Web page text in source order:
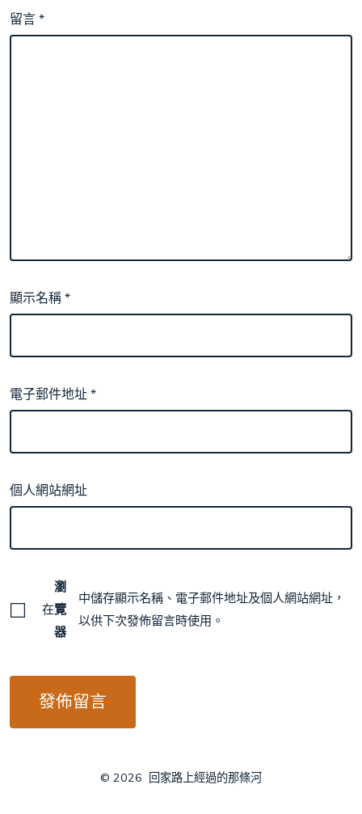
留言*
顯示名稱*
電子郵件地址*
個人網站網址
在
瀏
覽
器
中儲存顯示名稱、電子郵件地址及個人網站網址，
以供下次發佈留言時使用。
© 2026 回家路上經過的那條河